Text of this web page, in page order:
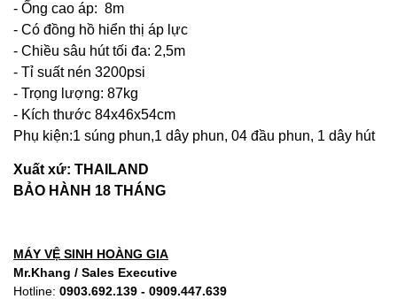
- Ống cao áp: 8m
- Có đồng hồ hiển thị áp lực
- Chiều sâu hút tối đa: 2,5m
- Tỉ suất nén 3200psi
- Trọng lượng: 87kg
- Kích thước 84x46x54cm
Phụ kiện:1 súng phun,1 dây phun, 04 đầu phun, 1 dây hút
Xuất xứ: THAILAND
BẢO HÀNH 18 THÁNG
MÁY VỆ SINH HOÀNG GIA
Mr.Khang / Sales Executive
Hotline: 0903.692.139 - 0909.447.639